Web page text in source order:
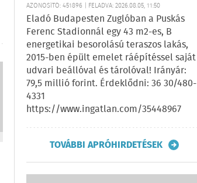
AZONOSÍTÓ: 451896 | FELADVA: 2026.08.05, 11:50
Eladó Budapesten Zuglóban a Puskás
Ferenc Stadionnál egy 43 m2-es, B
energetikai besorolású teraszos lakás,
2015-ben épült emelet ráépítéssel saját
udvari beállóval és tárolóval! Irányár:
79,5 millió forint. Érdeklődni: 36 30/480-
4331
https://www.ingatlan.com/35448967
TOVÁBBI APRÓHIRDETÉSEK